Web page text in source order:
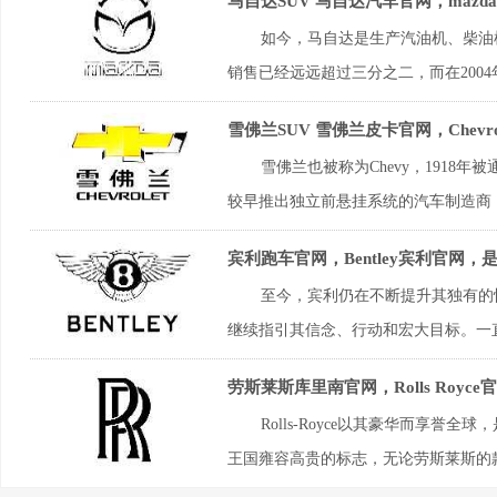
如今，马自达是生产汽油机、柴
销售已经远远超过三分之二，而在
雪佛兰SUV 雪佛兰皮卡官网，
雪佛兰也被称为Chevy，1918年
较早推出独立前悬挂系统的汽车制造商
宾利跑车官网，Bentley宾利官网，
至今，宾利仍在不断提升其独有
继续指引其信念、行动和宏大目标。一
劳斯莱斯库里南官网，Rolls Royce
Rolls-Royce以其豪华而享誉全球
王国雍容高贵的标志，无论劳斯莱斯